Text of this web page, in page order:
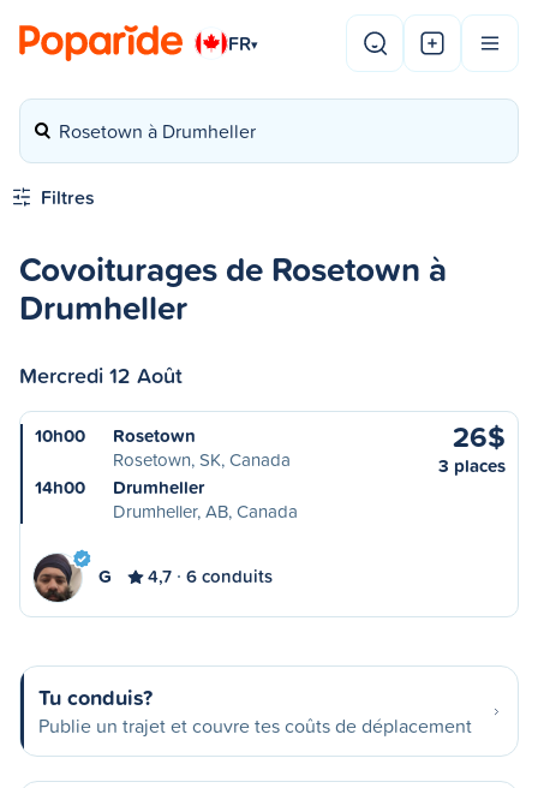
FR▾
Rosetown à Drumheller
Filtres
Covoiturages de Rosetown à
Drumheller
Mercredi 12 Août
10h00
Rosetown
Rosetown, SK, Canada
14h00
Drumheller
Drumheller, AB, Canada
26$
3 places
G 4,7 6 conduits
Tu conduis?
Publie un trajet et couvre tes coûts de déplacement